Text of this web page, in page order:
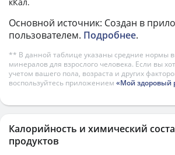
Основной источник: Создан в
пользователем. Подробнее.
** В данной таблице указаны средние нормы
минералов для взрослого человека. Если вы
учетом вашего пола, возраста и других
воспользуйтесь приложением «Мой здоровый
Калорийность и химический
продуктов